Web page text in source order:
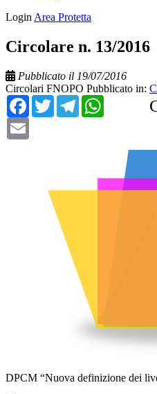
Login Area Protetta
Circolare n. 13/2016
Pubblicato il 19/07/2016
Circolari FNOPO Pubblicato in:
Facebook
TwitterTelegram
Email
DPCM “Nuova definizione dei